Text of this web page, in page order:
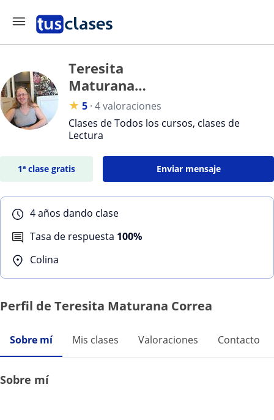
Teresita
Maturana
Correa
★ 5 · 4 valoraciones
Clases de Todos los cursos, clases de
Lectura
1ª clase gratis Enviar mensaje
4 años dando clase
Tasa de respuesta 100%
Colina
Perfil de Teresita Maturana Correa
Sobre mí Mis clases Valoraciones Contacto
Sobre mí